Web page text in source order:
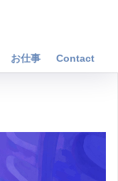
お仕事 Contact